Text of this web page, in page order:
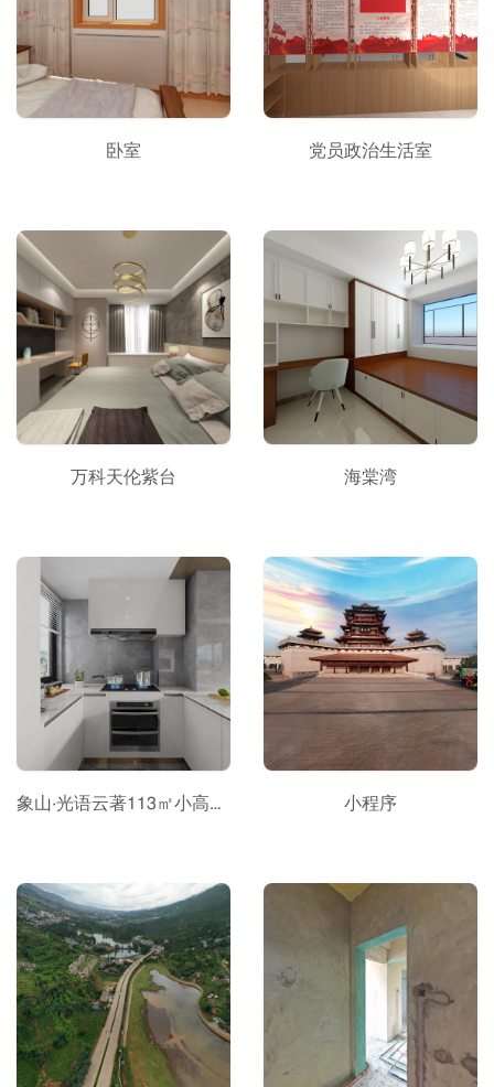
卧室 党员政治生活室
万科天伦紫台 海棠湾
象山·光语云著113㎡小高层VR全景样板间 小程序